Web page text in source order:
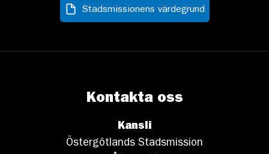
Stadsmissionens värdegrund
Kontakta oss
Kansli
Östergötlands Stadsmission